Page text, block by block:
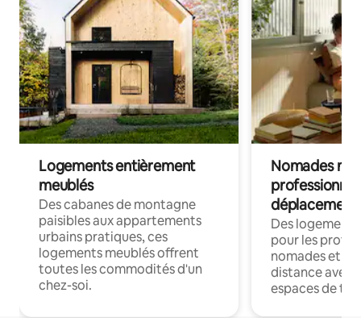
Logements entièrement
meublés
Des cabanes de montagne
paisibles aux appartements
urbains pratiques, ces
logements meublés offrent
toutes les commodités d'un
chez-soi.
Nomades
déplacement
Des
pour les
nomades et
distance avec
espaces de